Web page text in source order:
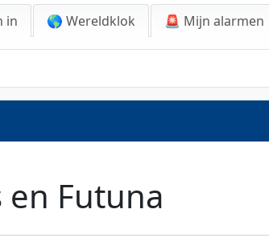
in 🌎 Wereldklok 🚨 Mijn alarmen
en Futuna